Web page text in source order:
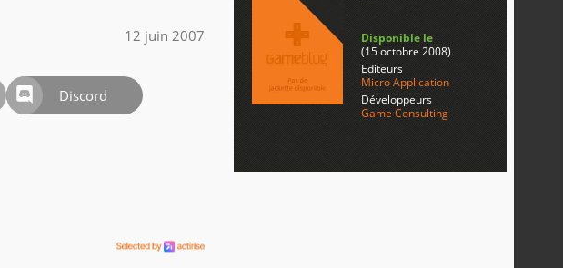
12 juin 2007
Discord
Disponible le
(15 octobre 2008)
Editeurs
Micro Application
Développeurs
Game Consulting